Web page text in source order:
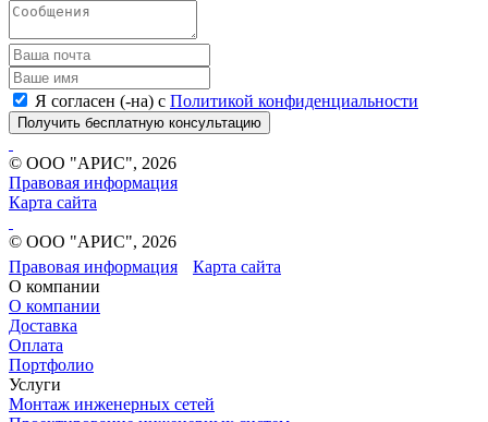
Я согласен (-на) с Политикой конфиденциальности
Получить бесплатную консультацию
© ООО "АРИС", 2026
Правовая информация
Карта сайта
© ООО "АРИС", 2026
Правовая информация
Карта сайта
О компании
О компании
Доставка
Оплата
Портфолио
Услуги
Монтаж инженерных сетей